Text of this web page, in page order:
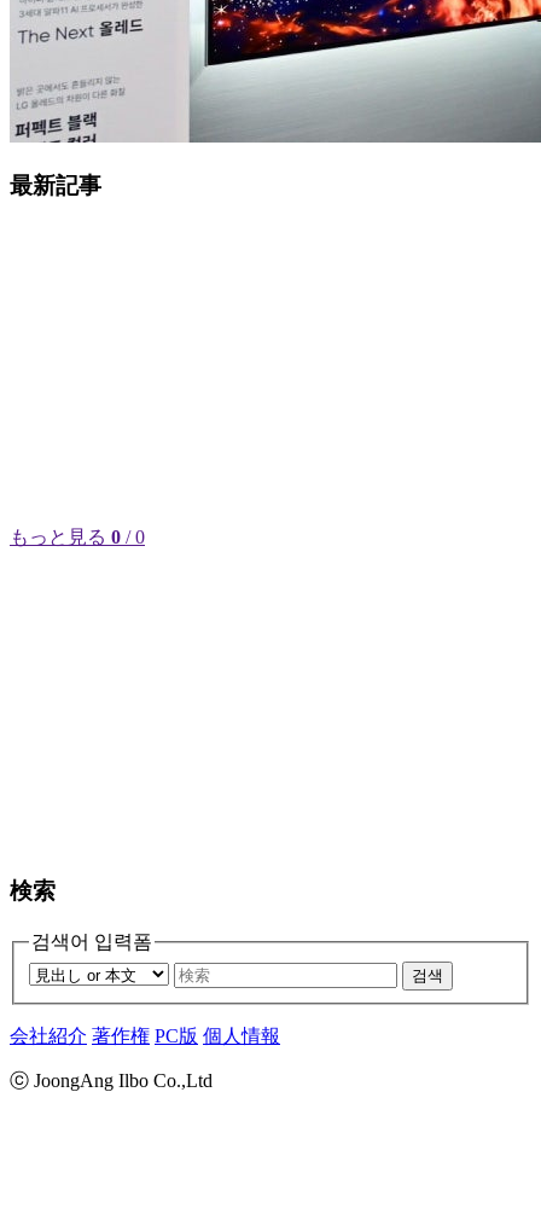
最新記事
もっと見る 0 / 0
検索
검색어 입력폼
검색
会社紹介 著作権 PC版 個人情報
ⓒ JoongAng Ilbo Co.,Ltd